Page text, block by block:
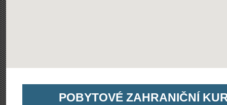
POBYTOVÉ ZAHRANIČNÍ